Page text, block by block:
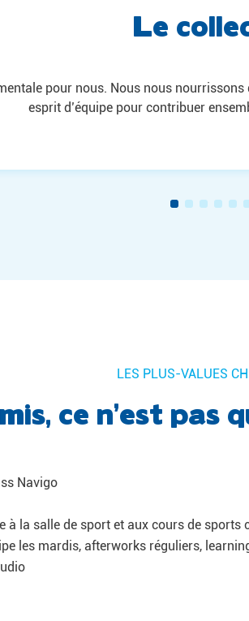
pilier autour duquel Taste s’est construit
construire et fédérer une équipe. Nous
ce n’est pas
Navigo
à la salle de sport et aux cours de
les mardis, afterworks réguliers,